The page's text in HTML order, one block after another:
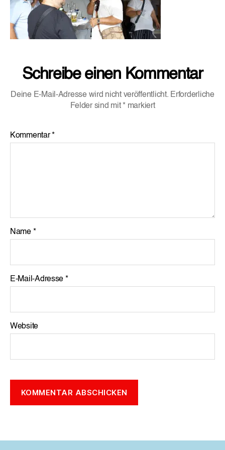
Schreibe einen Kommentar
Deine E-Mail-Adresse wird nicht veröffentlicht. Erforderliche
Felder sind mit * markiert
Kommentar*
Name *
E-Mail-Adresse *
Website